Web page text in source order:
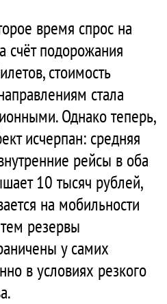
время спрос на
счёт подорожания
стоимость
стала
Однако теперь,
исчерпан: средняя
рейсы в оба
10 тысяч рублей,
на мобильности
резервы
у самих
в условиях резкого